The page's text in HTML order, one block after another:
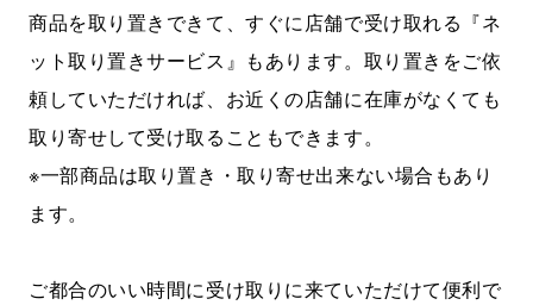
商品を取り置きできて、すぐに店舗で受け取れる『ネ
ット取り置きサービス』もあります。取り置きをご依
頼していただければ、お近くの店舗に在庫がなくても
取り寄せして受け取ることもできます。
※一部商品は取り置き・取り寄せ出来ない場合もあり
ます。
ご都合のいい時間に受け取りに来ていただけて便利で